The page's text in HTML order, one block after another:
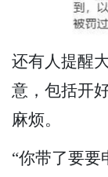
还有人提醒
意，包括开
麻烦。
“你带了要